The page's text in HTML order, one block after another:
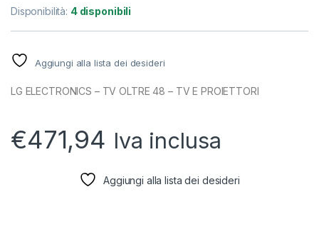
Disponibilità: 4 disponibili
Aggiungi alla lista dei desideri
LG ELECTRONICS – TV OLTRE 48 – TV E PROIETTORI
€471,94 Iva inclusa
Aggiungi alla lista dei desideri